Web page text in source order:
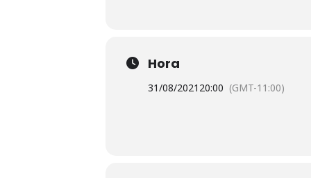
Hora
31/08/2021 20:00 (GMT-11:00)